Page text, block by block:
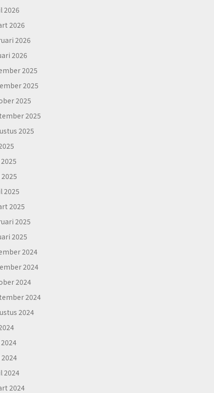
2026
2026
2026
2026
2025
2025
2025
2025
2025
2025
2025
2025
2025
2024
2024
2024
2024
2024
2024
2024